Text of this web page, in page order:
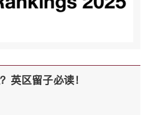
英区留子必读！